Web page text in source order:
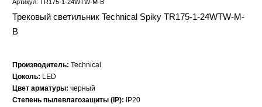
Артикул: TR175-1-24WTW-M-B
Трековый светильник Technical Spiky TR175-1-24WTW-M-
B
Производитель: Technical
Цоколь: LED
Цвет арматуры: черный
Степень пылевлагозащиты (IP):
IP20